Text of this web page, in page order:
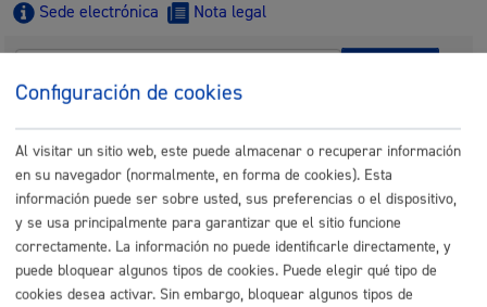
Sede electrónica Nota legal
Listado completo de Trámites
Inscripciones - Registros
Actividades relacionadas con Consumo y Medio
Ambiente
Configuración de cookies
Al visitar un sitio web, este puede almacenar o recuperar información
en su navegador (normalmente, en forma de cookies). Esta
información puede ser sobre usted, sus preferencias o el dispositivo,
y se usa principalmente para garantizar que el sitio funcione
correctamente. La información no puede identificarle directamente, y
puede bloquear algunos tipos de cookies. Puede elegir qué tipo de
cookies desea activar. Sin embargo, bloquear algunos tipos de